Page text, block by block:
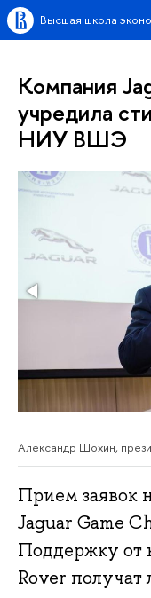
Высшая школа
Компания
учредила
НИУ ВШЭ
Александр Шохин,
Прием заявок
Jaguar Game
Поддержку от
Rover